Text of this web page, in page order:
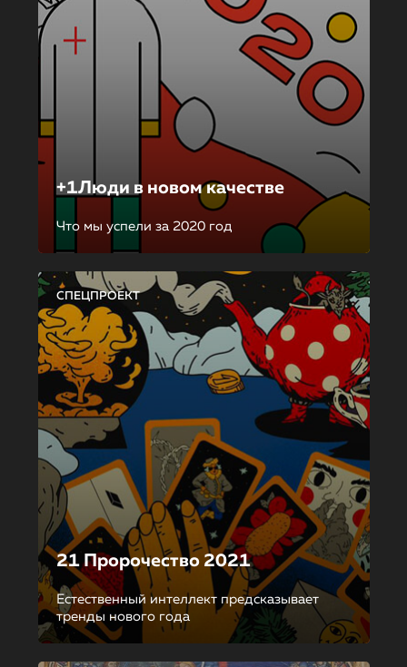
+1Люди в новом качестве
Что мы успели за 2020 год
СПЕЦПРОЕКТ
21 Пророчество 2021
Естественный интеллект предсказывает
тренды нового года